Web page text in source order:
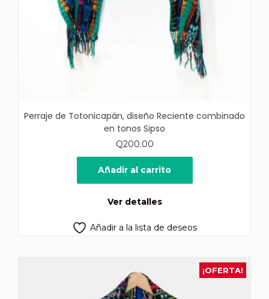
Perraje de Totonicapán, diseño Reciente combinado
en tonos Sipso
Q200.00
Añadir al carrito
Ver detalles
Añadir a la lista de deseos
¡OFERTA!